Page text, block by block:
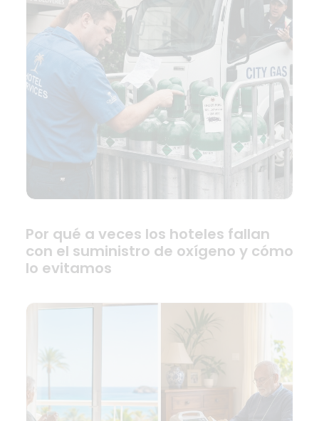
Por qué a veces los hoteles fallan
con el suministro de oxígeno y cómo
lo evitamos